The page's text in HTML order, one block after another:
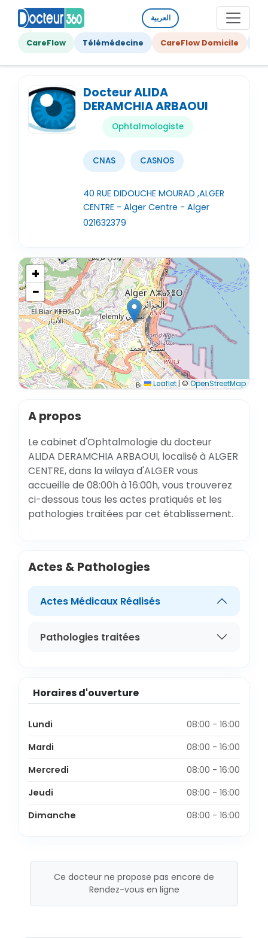
العربية
CareFlow Télémédecine CareFlow Domicile
Docteur ALIDA
DERAMCHIA ARBAOUI
Ophtalmologiste
CNAS CASNOS
40 RUE DIDOUCHE MOURAD ,ALGER
CENTRE - Alger Centre - Alger
021632379
+
−
Leaflet|© OpenStreetMap
A propos
Le cabinet d'Ophtalmologie du docteur
ALIDA DERAMCHIA ARBAOUI, localisé à ALGER
CENTRE, dans la wilaya d'ALGER vous
accueille de 08:00h à 16:00h, vous trouverez
ci-dessous tous les actes pratiqués et les
pathologies traitées par cet établissement.
Actes & Pathologies
Actes Médicaux Réalisés
Pathologies traitées
Horaires d'ouverture
Lundi
08:00 - 16:00
Mardi
08:00 - 16:00
Mercredi
08:00 - 16:00
Jeudi
08:00 - 16:00
Dimanche
08:00 - 16:00
Ce docteur ne propose pas encore de
Rendez-vous en ligne